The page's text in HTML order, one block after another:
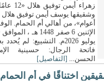
زهراء أيمن توفيق
أعوام»، من أهالي أم الحمام.
يوليو 2026م. التشييع: لم يُحدد
فاتحة الرجال: حسينية
الحسن... [التفاصيل]
اختناقًا في أم الحمام